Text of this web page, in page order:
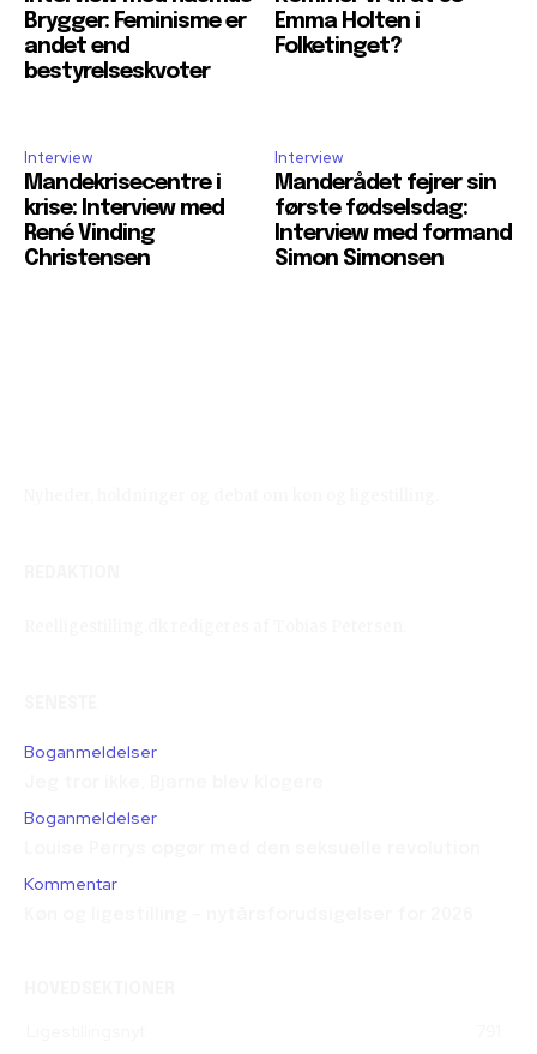
Brygger: Feminisme er
andet end
bestyrelseskvoter
Emma Holten i
Folketinget?
Interview
Mandekrisecentre i
krise: Interview med
René Vinding
Christensen
Interview
Manderådet fejrer sin
første fødselsdag:
Interview med formand
Simon Simonsen
Boganmeldelser
Boganmeldelser
Kommentar